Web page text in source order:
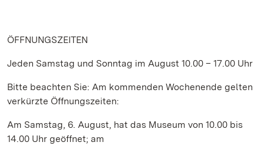
ÖFFNUNGSZEITEN
Jeden Samstag und Sonntag im August 10.00 – 17.00 Uhr
Bitte beachten Sie: Am kommenden Wochenende gelten
verkürzte Öffnungszeiten:
Am Samstag, 6. August, hat das Museum von 10.00 bis
14.00 Uhr geöffnet; am